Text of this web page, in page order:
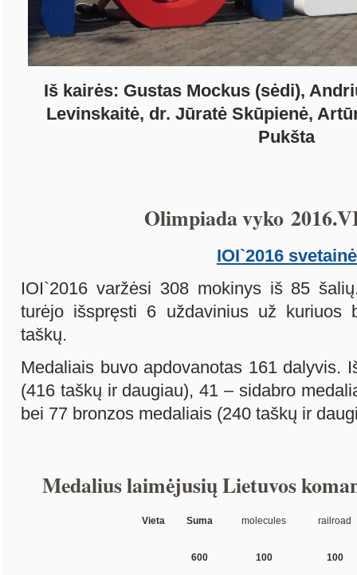
Iš kairės: Gustas Mockus (sėdi),
Levinskaitė, dr. Jūratė Skūpienė,
Pukšta
Olimpiada vyko
IOI`2016 svetainė
IOI`2016 varžėsi 308 mokinys iš 85
turėjo išspręsti 6 uždavinius už kuriuos
taškų.
Medaliais buvo apdovanotas 161 dalyvis.
(416 taškų ir daugiau), 41 – sidabro
bei 77 bronzos medaliais (240 taškų ir
Medalius laimėjusių Lietuvos
Vieta Suma molecules railroad
600 100 100